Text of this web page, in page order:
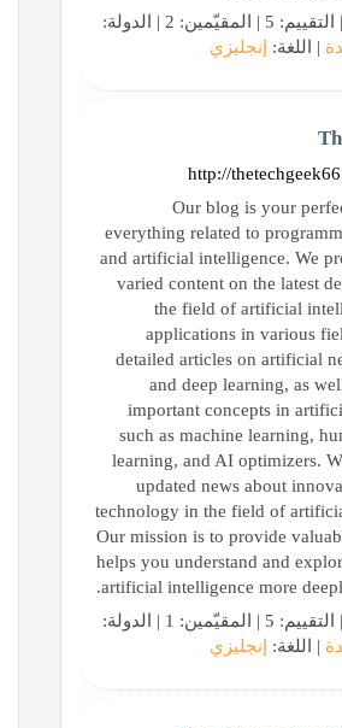
| اللغة: إنجليزي
http://
Our blog is your
everything related to
and artificial intelligence. We
varied content on the latest
the field of artificial
applications in various
detailed articles on artificial
and deep learning, as
important concepts in
such as machine learning,
learning, and AI optimizers.
updated news about
technology in the field of
Our mission is to provide
helps you understand and
artificial intelligence more
| اللغة: إنجليزي